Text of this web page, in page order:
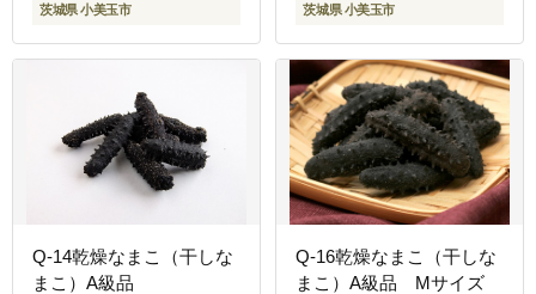
用 12-AS
茨城県 小美玉市
用 12-AU
茨城県 小美玉市
Q-14乾燥なまこ（干しな
まこ）A級品
Q-16乾燥なまこ（干しな
まこ）A級品 Mサイズ